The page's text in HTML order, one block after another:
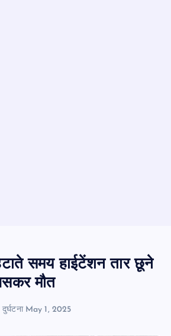
समय हाईटेंशन तार छूने
मौत
दुर्घटना May 1, 2025